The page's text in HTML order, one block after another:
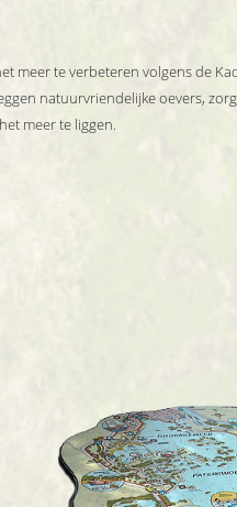
meer te verbeteren volgens de
natuurvriendelijke oevers,
meer te liggen.